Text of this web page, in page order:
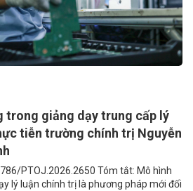
trong giảng dạy trung cấp lý
tiễn trường chính trị Nguyễn
PTOJ.2026.2650 Tóm tắt: Mô hình
lý luận chính trị là phương pháp mới đối